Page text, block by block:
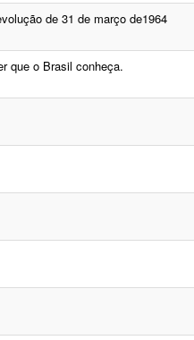
de 31 de março de1964
que o Brasil conheça.